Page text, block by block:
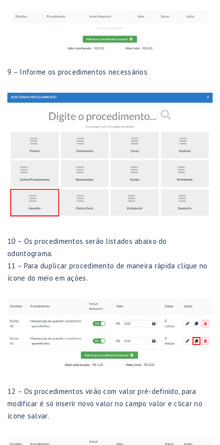
9 – Informe os procedimentos necessários.
10 – Os procedimentos serão listados abaixo do
odontograma.
11 – Para duplicar procedimento de maneira rápida clique no
ícone do meio em ações.
12 – Os procedimentos virão com valor pré-definido, para
modificar é só inserir novo valor no campo valor e clicar no
ícone salvar.